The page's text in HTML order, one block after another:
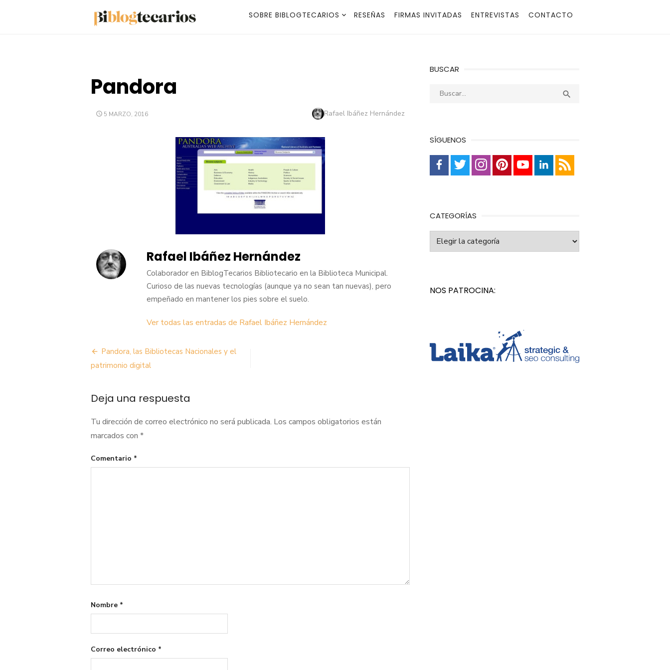
SOBRE BIBLOGTECARIOS RESEÑAS FIRMAS INVITADAS ENTREVISTAS CONTACTO
Pandora
PUBLICADO
5 MARZO, 2016 Autor
Rafael Ibáñez Hernández
Rafael Ibáñez Hernández
Colaborador en BiblogTecarios Bibliotecario en la Biblioteca Municipal.
Curioso de las nuevas tecnologías (aunque ya no sean tan nuevas), pero
empeñado en mantener los pies sobre el suelo.
Ver todas las entradas de Rafael Ibáñez Hernández
Navegación
de
Pandora, las Bibliotecas Nacionales y el
patrimonio digital
Deja una respuesta
Tu dirección de correo electrónico no será publicada. Los campos obligatorios están
marcados con *
Comentario *
Nombre *
Correo electrónico *
BUSCAR
Buscar: 
SÍGUENOS
CATEGORÍAS
NOS PATROCINA: